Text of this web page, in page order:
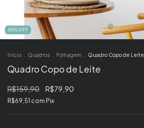
50% OFF
Início Quadros Folhagem Quadro Copo de Leite
Quadro Copo de Leite
R$159,90 R$79,90
R$69,51 com Pix